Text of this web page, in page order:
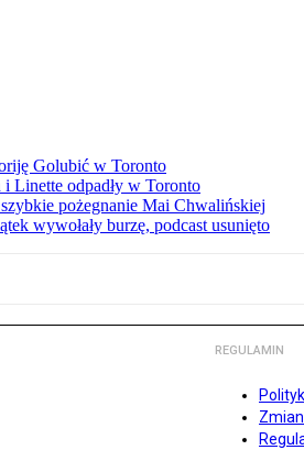
Golubić w Toronto
Linette odpadły w Toronto
pożegnanie Mai Chwalińskiej
wywołały burzę, podcast usunięto
REGULAMIN